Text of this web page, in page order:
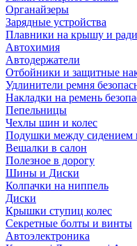
Органайзеры
Зарядные устройства
Плавники на крышу и
Автохимия
Автодержатели
Отбойники и защитные
Удлинители ремня
Накладки на ремень
Пепельницы
Чехлы шин и колес
Подушки между сидением
Вешалки в салон
Полезное в дорогу
Шины и Диски
Колпачки на ниппель
Диски
Крышки ступиц колес
Секретные болты и винты
Автоэлектроника